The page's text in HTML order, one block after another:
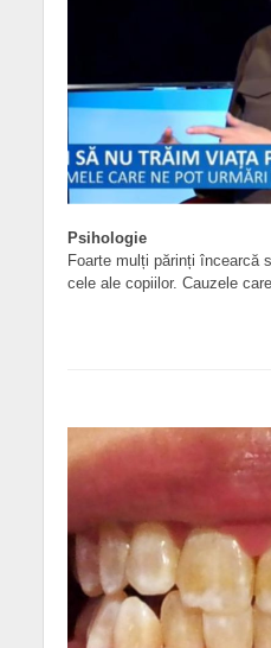
Psihologie
Foarte mulți părinți încearcă
cele ale copiilor. Cauzele